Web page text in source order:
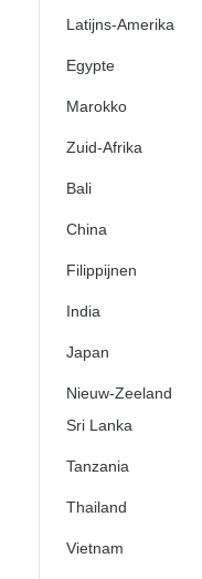
Latijns-Amerika
Egypte
Marokko
Zuid-Afrika
Bali
China
Filippijnen
India
Japan
Nieuw-Zeeland
Sri Lanka
Tanzania
Thailand
Vietnam